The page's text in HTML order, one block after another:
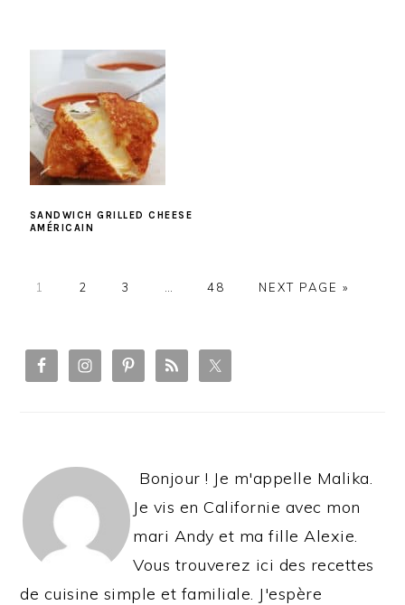
SANDWICH GRILLED CHEESE
AMÉRICAIN
PAGE
1 PAGE
2 PAGE
3 PAGE
48 NEXT PAGE »
SIDEBAR
Bonjour ! Je m'appelle Malika.
Je vis en Californie avec mon
mari Andy et ma fille Alexie.
Vous trouverez ici des recettes
de cuisine simple et familiale. J'espère